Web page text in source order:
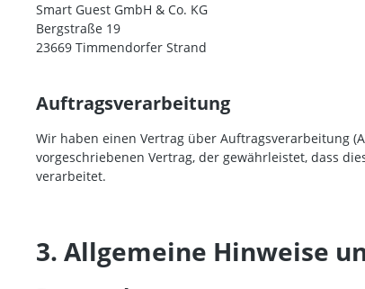
Smart Guest GmbH & Co. KG
Bergstraße 19
23669 Timmendorfer Strand
Auftragsverarbeitung
Wir haben einen Vertrag über Auftragsverarbeitung
vorgeschriebenen Vertrag, der gewährleistet, dass
verarbeitet.
3. Allgemeine Hinweise